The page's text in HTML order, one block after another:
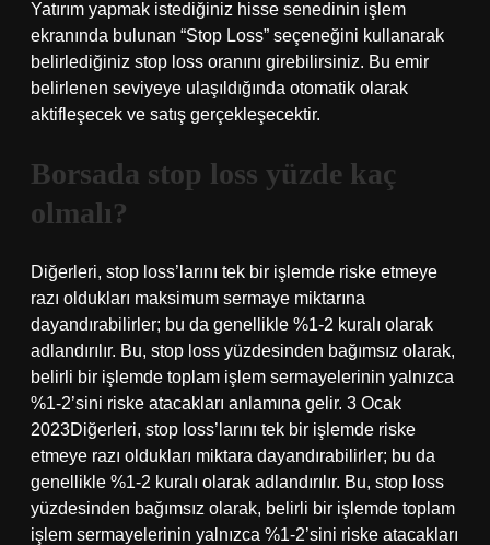
Yatırım yapmak istediğiniz hisse senedinin işlem
ekranında bulunan “Stop Loss” seçeneğini kullanarak
belirlediğiniz stop loss oranını girebilirsiniz. Bu emir
belirlenen seviyeye ulaşıldığında otomatik olarak
aktifleşecek ve satış gerçekleşecektir.
Borsada stop loss yüzde kaç
olmalı?
Diğerleri, stop loss’larını tek bir işlemde riske etmeye
razı oldukları maksimum sermaye miktarına
dayandırabilirler; bu da genellikle %1-2 kuralı olarak
adlandırılır. Bu, stop loss yüzdesinden bağımsız olarak,
belirli bir işlemde toplam işlem sermayelerinin yalnızca
%1-2’sini riske atacakları anlamına gelir. 3 Ocak
2023Diğerleri, stop loss’larını tek bir işlemde riske
etmeye razı oldukları miktara dayandırabilirler; bu da
genellikle %1-2 kuralı olarak adlandırılır. Bu, stop loss
yüzdesinden bağımsız olarak, belirli bir işlemde toplam
işlem sermayelerinin yalnızca %1-2’sini riske atacakları